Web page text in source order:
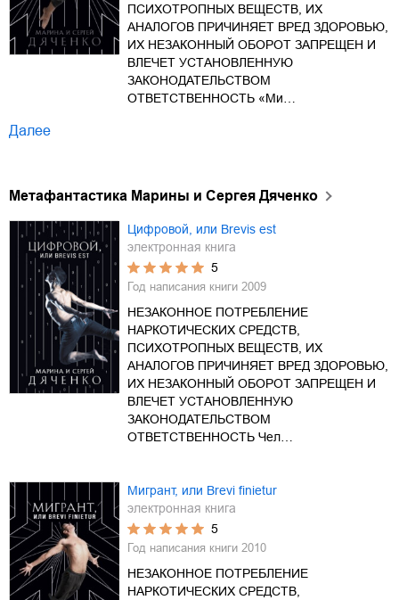
ПСИХОТРОПНЫХ ВЕЩЕСТВ, ИХ
АНАЛОГОВ ПРИЧИНЯЕТ ВРЕД ЗДОРОВЬЮ,
ИХ НЕЗАКОННЫЙ ОБОРОТ ЗАПРЕЩЕН И
ВЛЕЧЕТ УСТАНОВЛЕННУЮ
ЗАКОНОДАТЕЛЬСТВОМ
ОТВЕТСТВЕННОСТЬ «Ми…
Далее
Метафантастика Марины и Сергея Дяченко
Цифровой, или Brevis est
электронная книга
5
Год написания книги 2009
НЕЗАКОННОЕ ПОТРЕБЛЕНИЕ
НАРКОТИЧЕСКИХ СРЕДСТВ,
ПСИХОТРОПНЫХ ВЕЩЕСТВ, ИХ
АНАЛОГОВ ПРИЧИНЯЕТ ВРЕД ЗДОРОВЬЮ,
ИХ НЕЗАКОННЫЙ ОБОРОТ ЗАПРЕЩЕН И
ВЛЕЧЕТ УСТАНОВЛЕННУЮ
ЗАКОНОДАТЕЛЬСТВОМ
ОТВЕТСТВЕННОСТЬ Чел…
Мигрант, или Brevi finietur
электронная книга
5
Год написания книги 2010
НЕЗАКОННОЕ ПОТРЕБЛЕНИЕ
НАРКОТИЧЕСКИХ СРЕДСТВ,